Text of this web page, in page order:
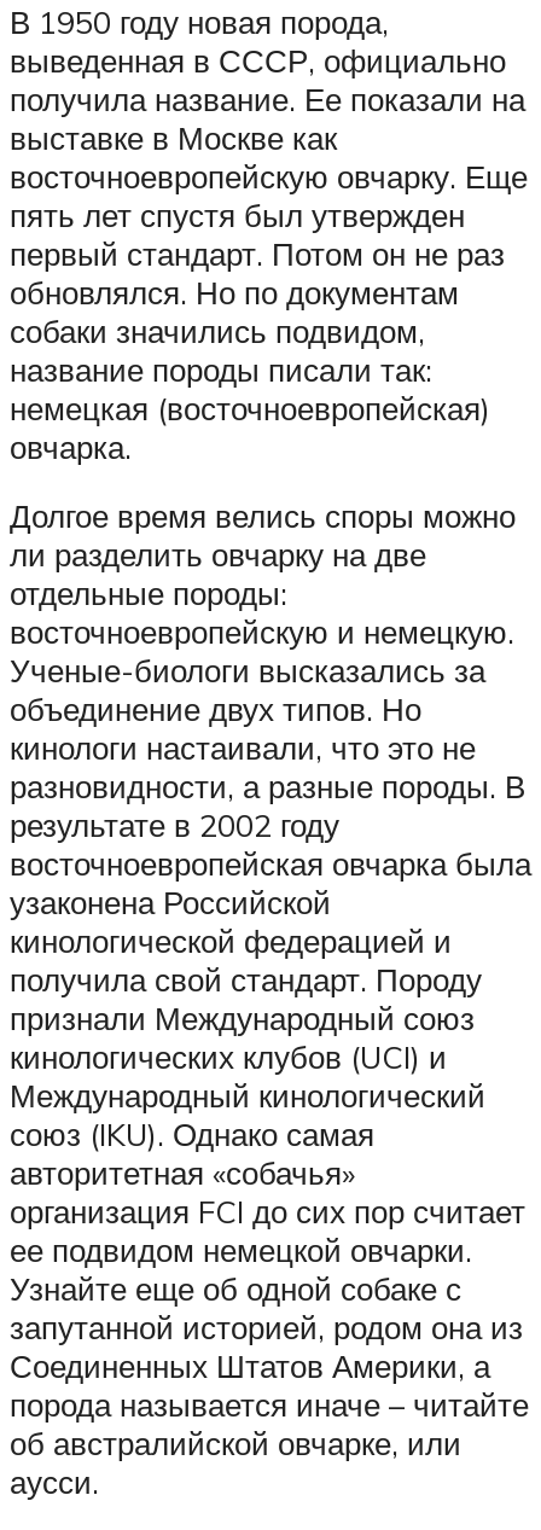
В 1950 году новая порода,
выведенная в СССР, официально
получила название. Ее показали на
выставке в Москве как
восточноевропейскую овчарку. Еще
пять лет спустя был утвержден
первый стандарт. Потом он не раз
обновлялся. Но по документам
собаки значились подвидом,
название породы писали так:
немецкая (восточноевропейская)
овчарка.
Долгое время велись споры можно
ли разделить овчарку на две
отдельные породы:
восточноевропейскую и немецкую.
Ученые-биологи высказались за
объединение двух типов. Но
кинологи настаивали, что это не
разновидности, а разные породы. В
результате в 2002 году
восточноевропейская овчарка была
узаконена Российской
кинологической федерацией и
получила свой стандарт. Породу
признали Международный союз
кинологических клубов (UCI) и
Международный кинологический
союз (IKU). Однако самая
авторитетная «собачья»
организация FCI до сих пор считает
ее подвидом немецкой овчарки.
Узнайте еще об одной собаке с
запутанной историей, родом она из
Соединенных Штатов Америки, а
порода называется иначе – читайте
об австралийской овчарке, или
аусси.